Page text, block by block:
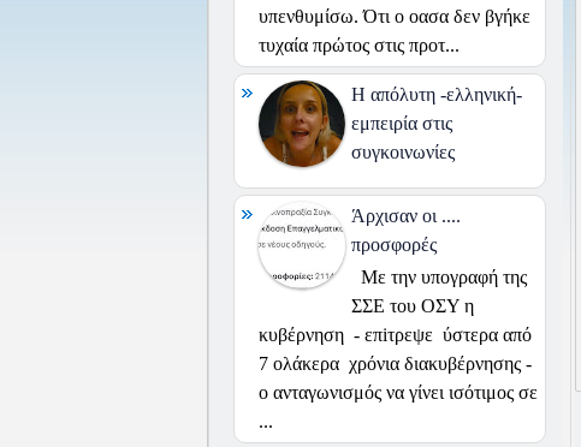
υπενθυμίσω. Ότι ο οασα δεν βγήκε
τυχαία πρώτος στις προτ...
H απόλυτη -ελληνική-
εμπειρία στις
συγκοινωνίες
Άρχισαν οι ....
προσφορές
Με την υπογραφή της
ΣΣΕ του ΟΣΥ η
κυβέρνηση - επiτρεψε ύστερα από
7 ολάκερα χρόνια διακυβέρνησης -
ο ανταγωνισμός να γίνει ισότιμος σε
...